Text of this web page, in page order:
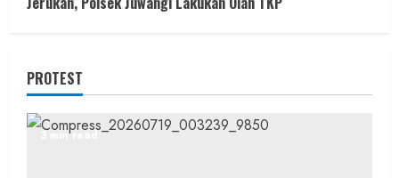
PROTEST
3 min read